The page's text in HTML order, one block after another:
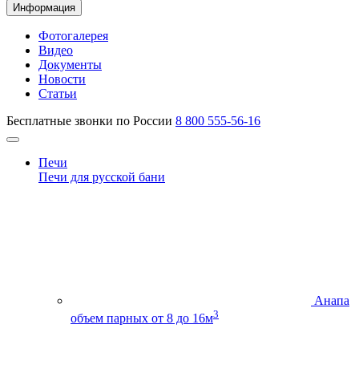
Информация
Фотогалерея
Видео
Документы
Новости
Статьи
Бесплатные звонки по России 8 800 555-56-16
Печи
Печи для русской бани
Анапа
объем парных от 8 до 16м3